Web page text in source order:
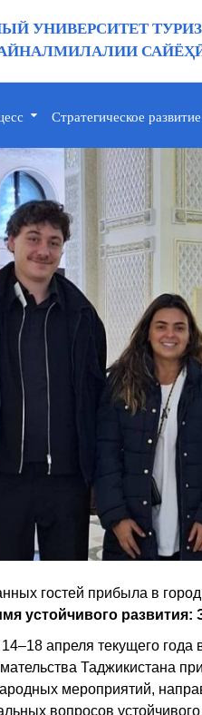
УНИВЕРСИТЕТ
Стратегическое развитие
гостей прибыла в
устойчивого
апреля текущего
Таджикистана
мероприятий,
вопросов